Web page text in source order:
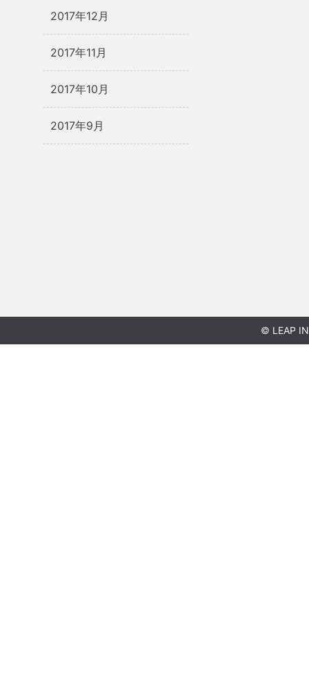
2017年12月
2017年11月
2017年10月
2017年9月
© LEAP